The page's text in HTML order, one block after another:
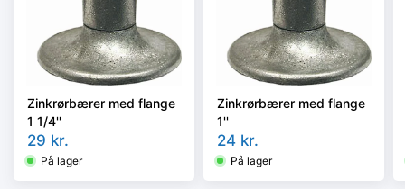
Zinkrørbærer med flange
1 1/4''
29 kr.
På lager
Zinkrørbærer med flange
1''
24 kr.
På lager